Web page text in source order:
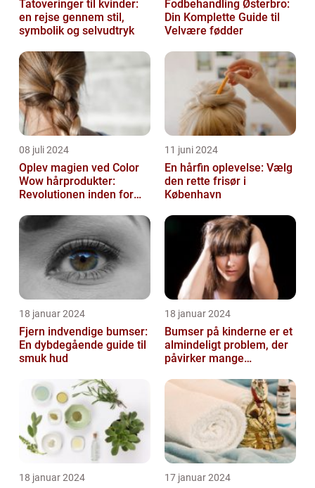
Tatoveringer til kvinder:
en rejse gennem stil,
symbolik og selvudtryk
Fodbehandling Østerbro:
Din Komplette Guide til
Velvære fødder
08 juli 2024
Oplev magien ved Color
Wow hårprodukter:
Revolutionen inden for
11 juni 2024
En hårfin oplevelse: Vælg
den rette frisør i
København
18 januar 2024
Fjern indvendige bumser:
En dybdegående guide til
smuk hud
18 januar 2024
Bumser på kinderne er et
almindeligt problem, der
påvirker mange
aldre og ba...
18 januar 2024 17 januar 2024